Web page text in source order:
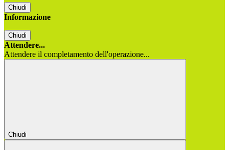
Chiudi
Informazione
Chiudi
Attendere...
Attendere il completamento dell'operazione...
Chiudi